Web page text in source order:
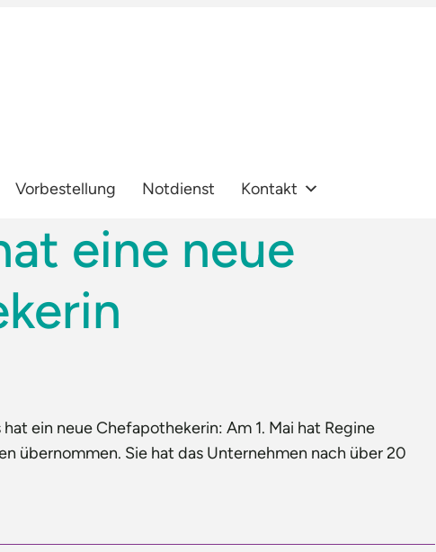
Vorbestellung Notdienst Kontakt
eine neue
ein neue Chefapothekerin: Am 1. Mai hat Regine
übernommen. Sie hat das Unternehmen nach über 20